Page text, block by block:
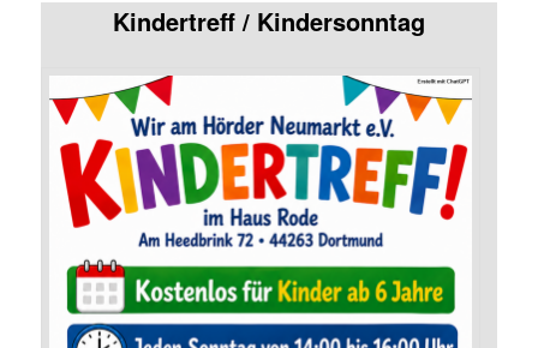
Kindertreff / Kindersonntag